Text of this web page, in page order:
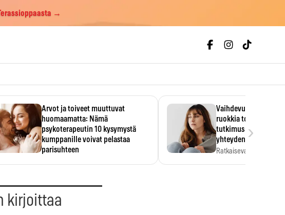
→
Arvot ja toiveet muuttuvat
huomaamatta: Nämä
psykoterapeutin 10 kysymystä
kumppanille voivat pelastaa
parisuhteen
Vaihdevuodet ja
ruokkia toisiaan –
tutkimus paljasti
yhteyden
Ratkaiseva tekijä ei
›
kirjoittaa